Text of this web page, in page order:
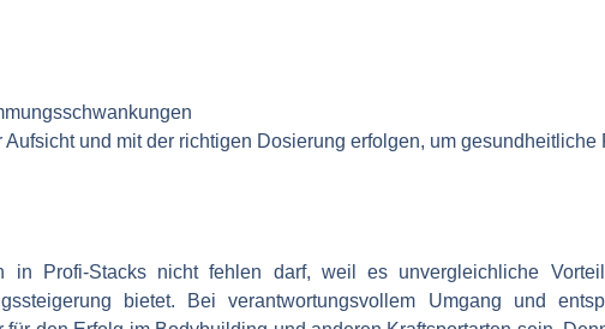
und mit der richtigen Dosierung erfolgen, um gesundheitliche
in Profi-Stacks nicht fehlen darf, weil es unvergleichliche
bietet. Bei verantwortungsvollem Umgang und